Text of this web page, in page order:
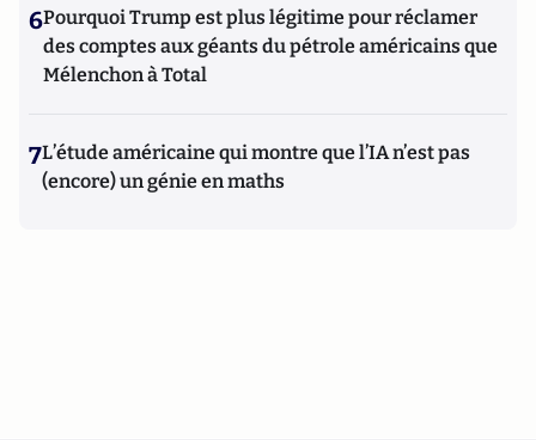
6Pourquoi Trump est plus légitime pour réclamer
des comptes aux géants du pétrole américains que
Mélenchon à Total
7L’étude américaine qui montre que l’IA n’est pas
(encore) un génie en maths